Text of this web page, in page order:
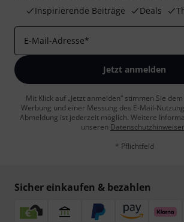
Inspirierende Beiträge
Deals
E-Mail-Adresse*
Jetzt anmelden
Mit Klick auf „Jetzt anmelden“ stimmen Sie
Werbung und einer Messung des E-Mail-
Abmeldung ist jederzeit möglich. Weitere
unseren
* Pflichtfeld
Sicher einkaufen & bezahlen